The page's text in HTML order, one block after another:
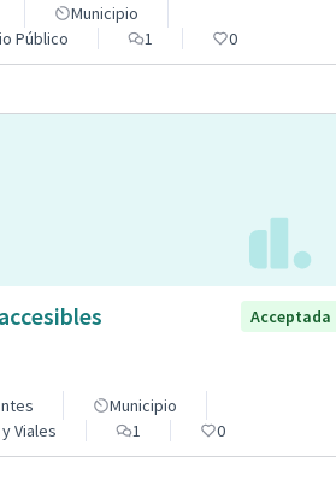
Municipio
Público
1 0
Acceptada
Municipio
Viales
1 0